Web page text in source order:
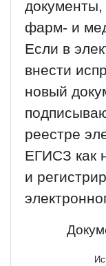
фарм- и
Если в
внести
новый
реестре
ЕГИСЗ как
и